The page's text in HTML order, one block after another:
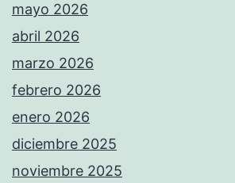
mayo 2026
abril 2026
marzo 2026
febrero 2026
enero 2026
diciembre 2025
noviembre 2025